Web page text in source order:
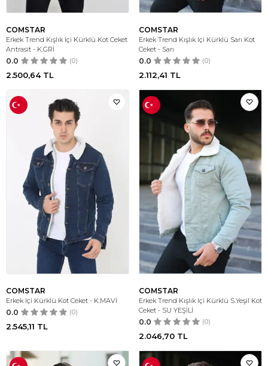
COMSTAR
Erkek Trend Kışlık Içi Kürklü Kot Ceket
Antrasit - K.GRİ
0.0 (0)
2.500,64TL
COMSTAR
Erkek Trend Kışlık Içi Kürklü Sarı Kot
Ceket - Sarı
0.0 (0)
2.112,41 TL
COMSTAR
Erkek Içi Kürklü Kot Ceket - K.MAVİ
0.0 (0)
2.545,11 TL
COMSTAR
Erkek Trend Kışlık Içi Kürklü S.Yeşil Kot
Ceket - SU YEŞİLİ
0.0 (0)
2.046,70 TL